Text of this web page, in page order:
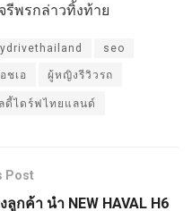
รีพรกล่าวทิ้งท้าย
seo
ชเอ ผู้หญิงรีวิวรถ
ดี้ไดร์ฟไทยแลนด์
Post
กค้า นำ NEW HAVAL H6